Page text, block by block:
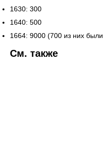
1630: 300
1640: 500
1664: 9000 (700 из них были
См. также